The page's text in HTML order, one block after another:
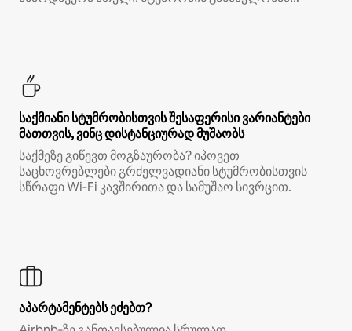
საქმიანი სტუმრობისთვის შესაფერისი ვარიანტები
მათთვის, ვინც დისტანციურად მუშაობს
საქმეზე გიწევთ მოგზაურობა? იპოვეთ
საცხოვრებლები გრძელვადიანი სტუმრობისთვის
სწრაფი Wi‑Fi კავშირითა და სამუშაო სივრცით.
აპარტამენტებს ეძებთ?